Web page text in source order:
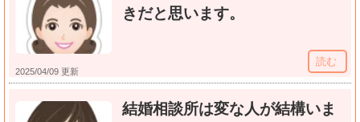
2025/04/09 更新
きだと思います。
読む
結婚相談所は変な人が結構いま